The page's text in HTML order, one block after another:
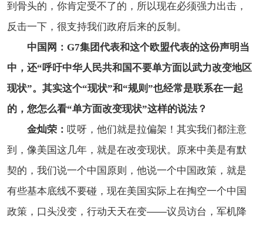
到骨头的，你肯定受不了的，所以现在必须强力出击，
反击一下，很支持我们政府后来的反制。
中国网：G7集团代表和这个欧盟代表的这份声明当
中，还“呼吁中华人民共和国不要单方面以武力改变地区
现状”。其实这个“现状”和“规则”也经常是联系在一起
的，您怎么看“单方面改变现状”这样的说法？
金灿荣： 哎呀，他们就是拉偏架！其实我们都注意
到，像美国这几年，就是在改变现状。原来中美是有默
契的，我们说一个中国原则，他说一个中国政策，就是
有些基本底线不要碰，现在美国实际上在掏空一个中国
政策，口头没变，行动天天在变——议员访台，军机降